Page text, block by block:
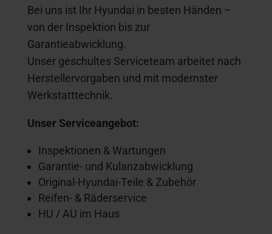
Bei uns ist Ihr Hyundai in besten Händen –
von der Inspektion bis zur
Garantieabwicklung.
Unser geschultes Serviceteam arbeitet nach
Herstellervorgaben und mit modernster
Werkstatttechnik.
Unser Serviceangebot:
Inspektionen & Wartungen
Garantie- und Kulanzabwicklung
Original-Hyundai-Teile & Zubehör
Reifen- & Räderservice
HU / AU im Haus